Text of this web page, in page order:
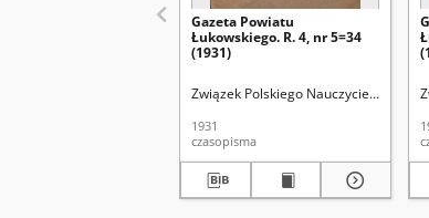
Gazeta Powiatu
Łukowskiego. R. 4, nr 5=34
(1931)
Związek Polskiego Nauczycielstwa
1931
czasopisma